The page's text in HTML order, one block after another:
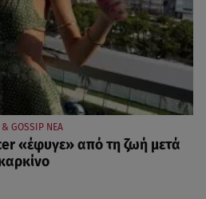
& GOSSIP ΝΕΑ
«έφυγε» από τη ζωή μετά